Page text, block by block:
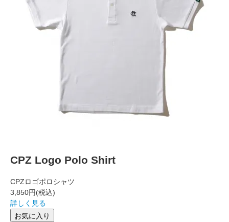
CPZ Logo Polo Shirt
CPZロゴポロシャツ
3,850円(税込)
詳しく見る
お気に入り